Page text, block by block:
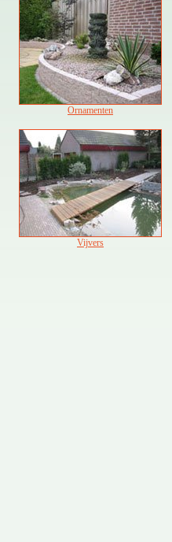
Ornamenten
Vijvers